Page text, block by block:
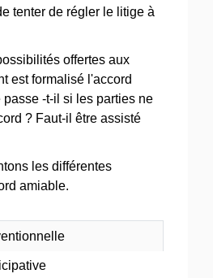
tenter de régler le litige à
offertes aux
est formalisé l'accord
-t-il si les parties ne
? Faut-il être assisté
les différentes
amiable.